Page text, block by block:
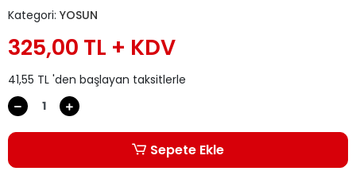
Kategori: YOSUN
325,00 TL + KDV
41,55 TL 'den başlayan taksitlerle
Sepete Ekle